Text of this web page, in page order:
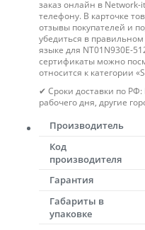
заказ онлайн в
телефону. В карточке
отзывы покупателей и
убедиться в
языке для NT01N930E-
сертификаты можно
относится к категории
✔ Сроки доставки по
рабочего дня, другие
Производитель
Код
производителя
Гарантия
Габариты в
упаковке